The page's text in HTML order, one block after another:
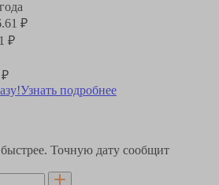
₽
₽
₽
Узнать подробнее
Точную дату сообщит